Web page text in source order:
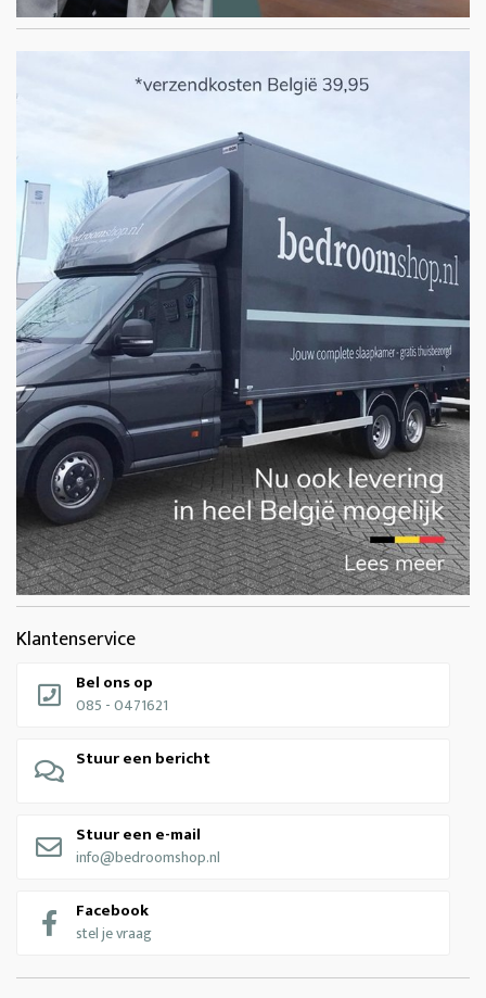
Klantenservice
Bel ons op
085 - 0471621
Stuur een bericht
Stuur een e-mail
info@bedroomshop.nl
Facebook
stel je vraag